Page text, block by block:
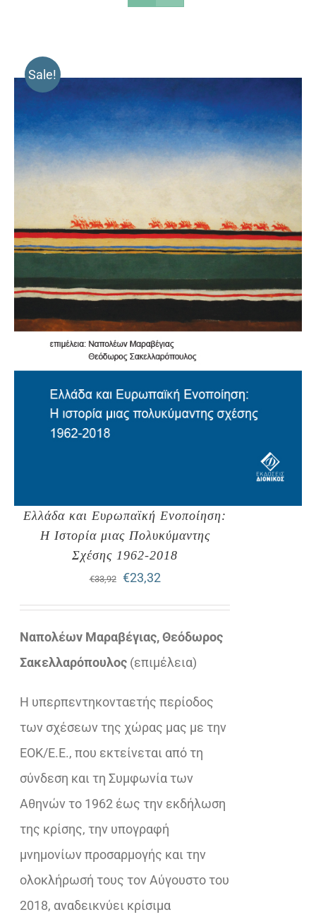
Sale!
Ελλάδα και Ευρωπαϊκή Ενοποίηση:
Η Ιστορία μιας Πολυκύμαντης
Σχέσης 1962-2018
€33,92
Original
price
was:
€33,92.
€23,32Η
τρέχουσα
τιμή
είναι:
Ναπολέων Μαραβέγιας, Θεόδωρος
Σακελλαρόπουλος (επιμέλεια)
Η υπερπεντηκονταετής περίοδος
των σχέσεων της χώρας μας με την
ΕΟΚ/Ε.Ε., που εκτείνεται από τη
σύνδεση και τη Συμφωνία των
Αθηνών το 1962 έως την εκδήλωση
της κρίσης, την υπογραφή
μνημονίων προσαρμογής και την
ολοκλήρωσή τους τον Αύγουστο του
2018, αναδεικνύει κρίσιμα